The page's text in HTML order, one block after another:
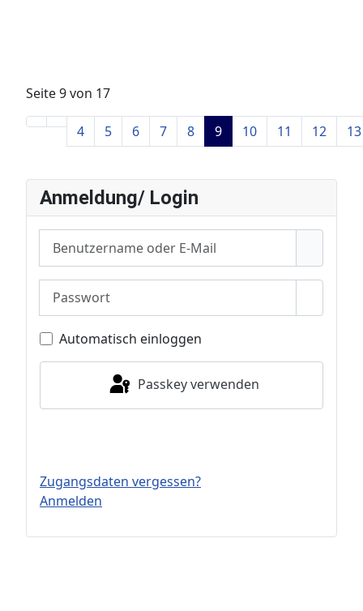
Anmeldung/ Login
Passwort
Automatisch einloggen
Passkey verwenden
Zugangsdaten vergessen?
Anmelden
Seite 9 von 17
4 5 6 7 8 9 10 11 12 13